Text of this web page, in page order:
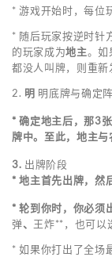
* 游戏开始时，每位
* 随后玩家按逆时针
的玩家成为地主。如
都没人叫牌，则重新
2. 明 明底牌与确定
* 确定地主后，那3
牌中。至此，地主与
3. 出牌阶段
* 地主首先出牌，然
* 轮到你时，你必须
弹、 王炸**，也可以
* 如果你打出了全场